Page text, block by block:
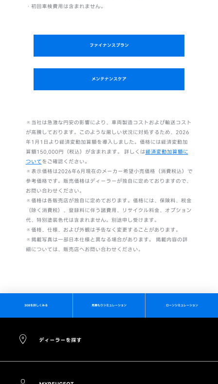
・初回車検費用は含まれません。
ファイナンスプラン
メンテナンスケア
※当社は急激な円安の影響により、車両製造コストおよび輸送コスト
が高騰しております。このような厳しい状況に対処するため、2026
年1月1日より経済変動加算額を導入しました。‎‎価格には経済変動加
算額150,000円（税込）が含まれます。 詳しくは経済変動加算額に
ついてをご確認ください。
※表示価格は2026年6月現在のメーカー希望小売価格（消費税込）で
参考価格です。販売価格はディーラーが独自に定めておりますので、
お問い合わせください。
※価格は各販売店が独自に定めております。価格には、保険料、税金
（除く消費税）、登録料に伴う諸費用、リサイクル料金、オプション
代、特別塗装色代は含まれません。別途申し受けます。
※価格、仕様、および外観は予告なく変更することがあります。
※掲載写真は一部日本仕様と異なる場合があります。 掲載内容の詳
細については、販売店へお問い合わせください。
308を詳しくみる 見積もりシミュレーション ローンシミュレーション
ディーラーを探す